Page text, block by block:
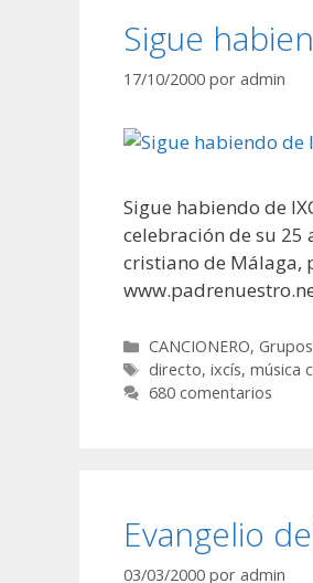
Sigue
17/10/2000 por admin
Sigue habiendo de
celebración de su 25
cristiano de Málaga,
Categorías
CANCIONERO,
Etiquetas
directo,ixcís,música
680 comentarios
Evangelio
03/03/2000 por admin